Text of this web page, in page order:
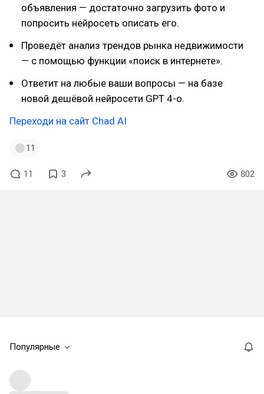
объявления — достаточно загрузить фото и
попросить нейросеть описать его.
Проведёт анализ трендов рынка недвижимости
— с помощью функции «поиск в интернете».
Ответит на любые ваши вопросы — на базе
новой дешёвой нейросети GPT 4-о.
Переходи на сайт Chad AI
11
11 3 802
Популярные